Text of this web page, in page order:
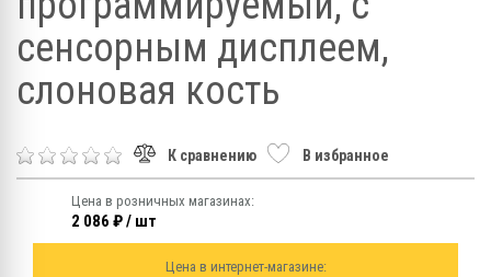
сенсорным дисплеем,
слоновая кость
К сравнению В избранное
Цена в розничных магазинах:
2 086 ₽ / шт
Цена в интернет-магазине: